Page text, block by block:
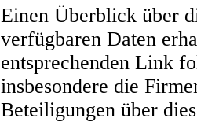
Einen Überblick über
verfügbaren Daten
entsprechenden Link
insbesondere die
Beteiligungen über